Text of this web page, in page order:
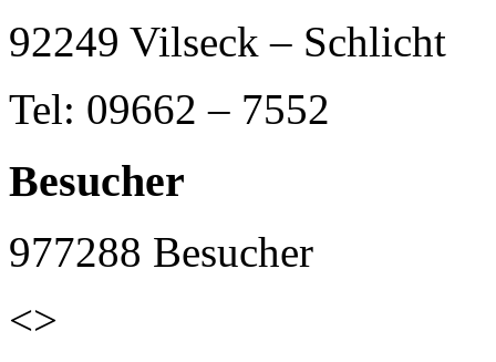
92249 Vilseck – Schlicht
Tel: 09662 – 7552
Besucher
977288 Besucher
<>